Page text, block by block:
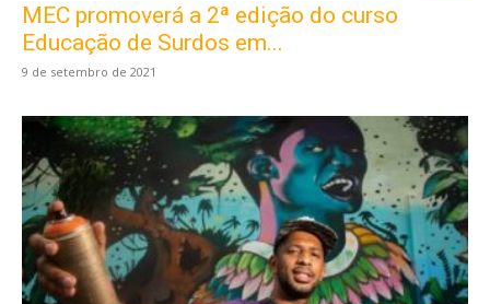
MEC promoverá a 2ª edição do curso
Educação de Surdos em...
9 de setembro de 2021